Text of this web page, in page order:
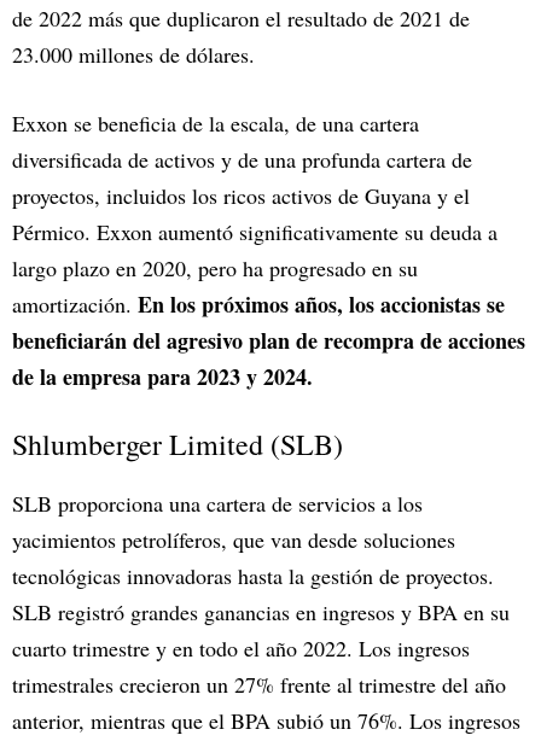
de 2022 más que duplicaron el resultado de 2021 de
23.000 millones de dólares.
Exxon se beneficia de la escala, de una cartera
diversificada de activos y de una profunda cartera de
proyectos, incluidos los ricos activos de Guyana y el
Pérmico. Exxon aumentó significativamente su deuda a
largo plazo en 2020, pero ha progresado en su
amortización. En los próximos años, los accionistas se
beneficiarán del agresivo plan de recompra de acciones
de la empresa para 2023 y 2024.
Shlumberger Limited (SLB)
SLB proporciona una cartera de servicios a los
yacimientos petrolíferos, que van desde soluciones
tecnológicas innovadoras hasta la gestión de proyectos.
SLB registró grandes ganancias en ingresos y BPA en su
cuarto trimestre y en todo el año 2022. Los ingresos
trimestrales crecieron un 27% frente al trimestre del año
anterior, mientras que el BPA subió un 76%. Los ingresos